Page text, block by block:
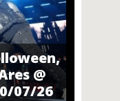
@
07/26